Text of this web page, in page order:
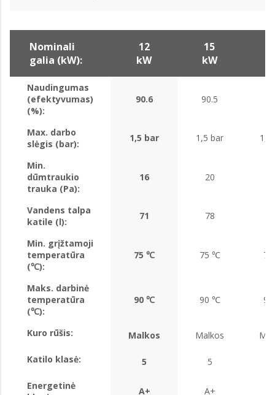
Nominali
galia (kW):
12
kW
15
kW
Naudingumas
(efektyvumas)
(%):
90.6 90.5
Max. darbo
slėgis (bar):
1,5 bar 1,5 bar 1,5
Min.
dūmtraukio
trauka (Pa):
16 20
Vandens talpa
katile (l):
71 78
Min. grįžtamoji
temperatūra
(℃):
75 ℃ 75 ℃
Maks. darbinė
temperatūra
(℃):
90 ℃ 90 ℃
Kuro rūšis: Malkos Malkos
Katilo klasė: 5 5
Energetinė
A+ A+